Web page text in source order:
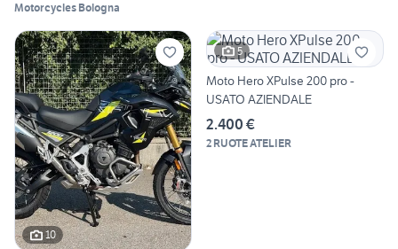
Motorcycles Bologna
10
5
Moto Hero XPulse 200 pro -
USATO AZIENDALE
2.400 €
2 RUOTE ATELIER